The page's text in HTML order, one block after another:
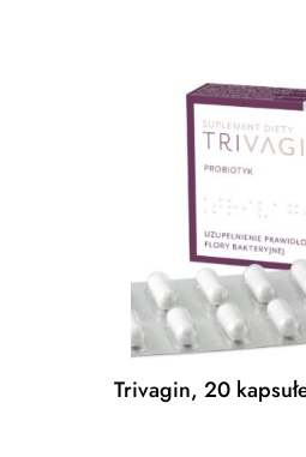
Trivagin, 20